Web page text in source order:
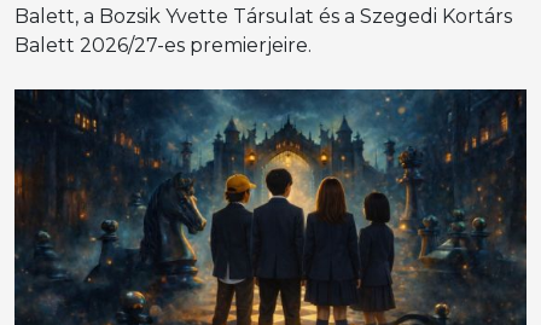
Balett, a Bozsik Yvette Társulat és a Szegedi Kortárs
Balett 2026/27-es premierjeire.